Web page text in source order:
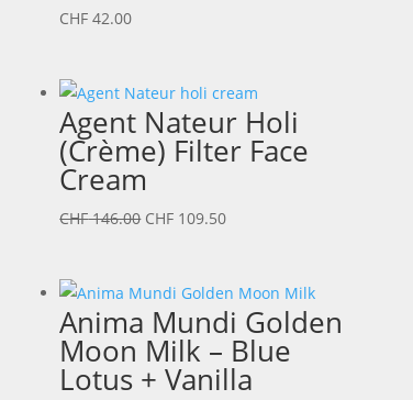
CHF 42.00
Agent Nateur Holi
(Crème) Filter Face
Cream
CHF146.00 Ursprünglicher
CHF 146.00
CHF 109.50Aktueller
CHF 109.50.
Anima Mundi Golden
Moon Milk – Blue
Lotus + Vanilla